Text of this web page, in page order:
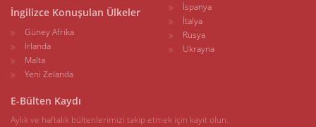
İngilizce Konuşulan Ülkeler
Güney Afrika
İrlanda
Malta
Yeni Zelanda
İspanya
İtalya
Rusya
Ukrayna
E-Bülten Kaydı
Aylık ve haftalık bültenlerimizi takip etmek için kayıt olun.